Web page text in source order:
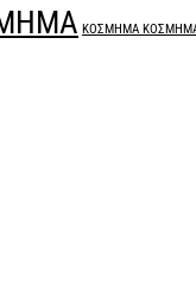
ΚΟΣΜΗΜΑ